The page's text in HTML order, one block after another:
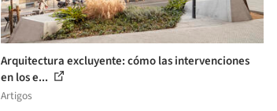
Arquitectura excluyente: cómo las intervenciones
en los e...
Artigos